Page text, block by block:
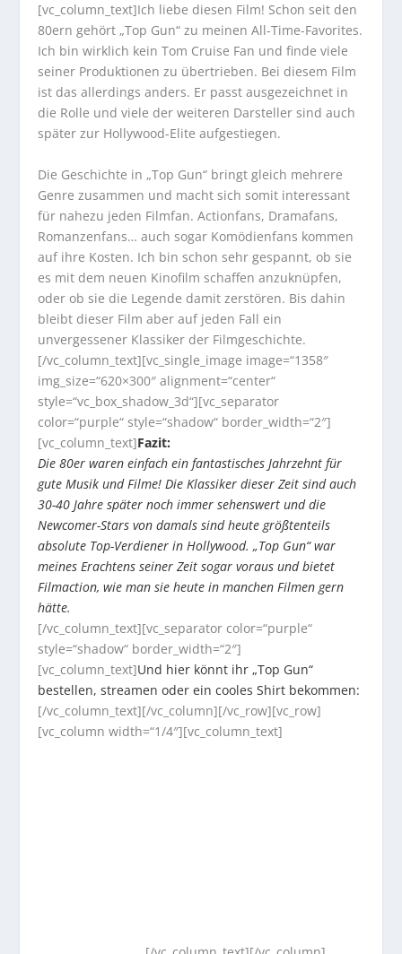
[vc_column_text]Ich liebe diesen Film! Schon seit den
80ern gehört „Top Gun“ zu meinen All-Time-Favorites.
Ich bin wirklich kein Tom Cruise Fan und finde viele
seiner Produktionen zu übertrieben. Bei diesem Film
ist das allerdings anders. Er passt ausgezeichnet in
die Rolle und viele der weiteren Darsteller sind auch
später zur Hollywood-Elite aufgestiegen.
Die Geschichte in „Top Gun“ bringt gleich mehrere
Genre zusammen und macht sich somit interessant
für nahezu jeden Filmfan. Actionfans, Dramafans,
Romanzenfans… auch sogar Komödienfans kommen
auf ihre Kosten. Ich bin schon sehr gespannt, ob sie
es mit dem neuen Kinofilm schaffen anzuknüpfen,
oder ob sie die Legende damit zerstören. Bis dahin
bleibt dieser Film aber auf jeden Fall ein
unvergessener Klassiker der Filmgeschichte.
[/vc_column_text][vc_single_image image=“1358″
img_size=“620×300″ alignment=“center“
style=“vc_box_shadow_3d“][vc_separator
color=“purple“ style=“shadow“ border_width=“2″]
[vc_column_text]Fazit:
Die 80er waren einfach ein fantastisches Jahrzehnt für
gute Musik und Filme! Die Klassiker dieser Zeit sind auch
30-40 Jahre später noch immer sehenswert und die
Newcomer-Stars von damals sind heute größtenteils
absolute Top-Verdiener in Hollywood. „Top Gun“ war
meines Erachtens seiner Zeit sogar voraus und bietet
Filmaction, wie man sie heute in manchen Filmen gern
hätte.
[/vc_column_text][vc_separator color=“purple“
style=“shadow“ border_width=“2″]
[vc_column_text]Und hier könnt ihr „Top Gun“
bestellen, streamen oder ein cooles Shirt bekommen:
[/vc_column_text][/vc_column][/vc_row][vc_row]
[vc_column width=“1/4″][vc_column_text]